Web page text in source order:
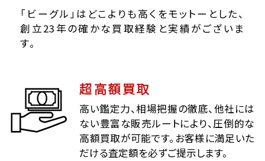
「ビーグル」はどこよりも高くをモットーとした、
創立23年の確かな買取経験と実績がございま
す。
超高額買取
高い鑑定力、相場把握の徹底、他社には
ない豊富な販売ルートにより、圧倒的な
高額買取が可能です。お客様に満足いた
だける査定額を必ずご提示します。